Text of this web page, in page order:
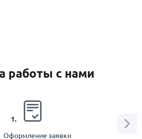
работы с нами
1.
Оформление заявки